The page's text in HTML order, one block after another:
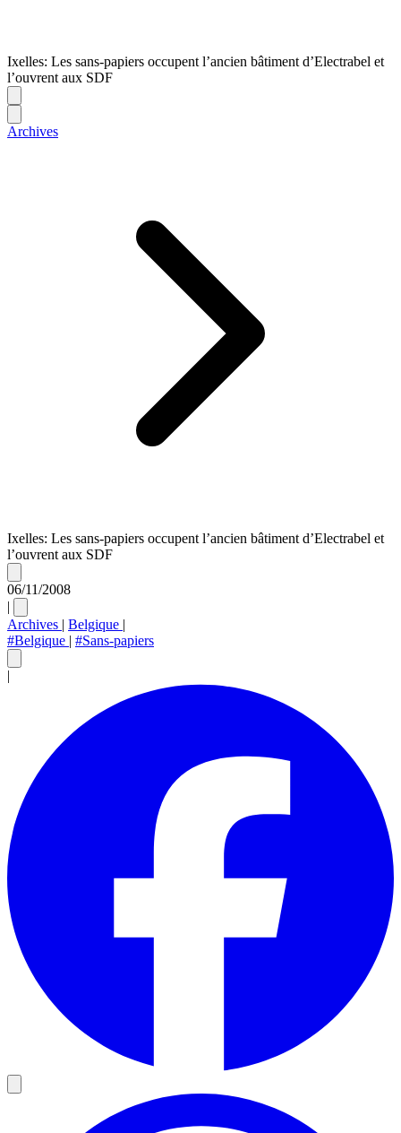
Ixelles: Les sans-papiers occupent l’ancien bâtiment d’Electrabel et
l’ouvrent aux SDF
Archives
Ixelles: Les sans-papiers occupent l’ancien bâtiment d’Electrabel et
l’ouvrent aux SDF
06/11/2008
|
Archives | Belgique |
#Belgique | #Sans-papiers
|